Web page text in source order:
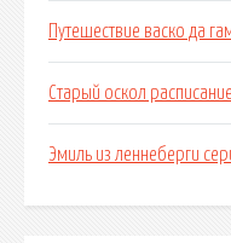
Путешествие васко да
Старый оскол
Эмиль из леннеберги